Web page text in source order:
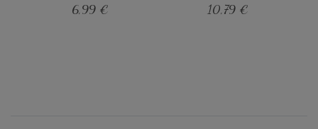
6,99 € 10,79 €